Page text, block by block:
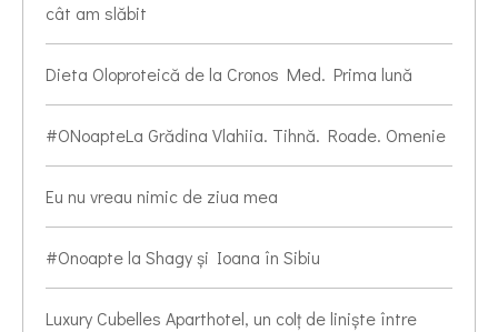
cât am slăbit
Dieta Oloproteică de la Cronos Med. Prima lună
#ONoapteLa Grădina Vlahiia. Tihnă. Roade. Omenie
Eu nu vreau nimic de ziua mea
#Onoapte la Shagy și Ioana în Sibiu
Luxury Cubelles Aparthotel, un colț de liniște între